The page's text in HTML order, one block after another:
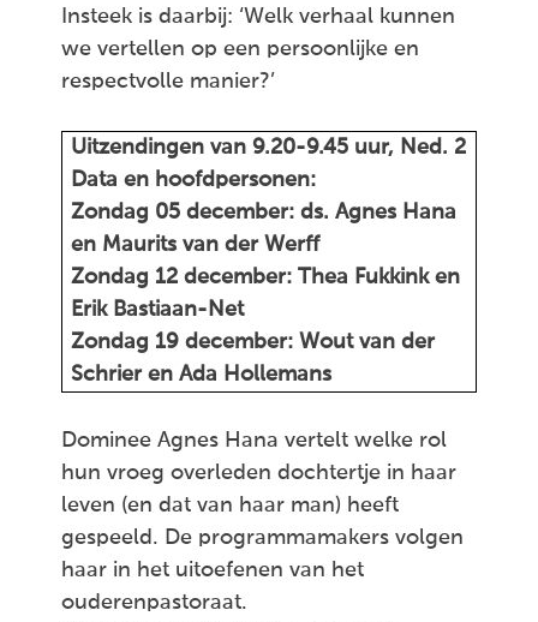
Insteek is daarbij: ‘Welk verhaal kunnen
we vertellen op een persoonlijke en
respectvolle manier?’
Uitzendingen van 9.20-9.45 uur, Ned. 2
Data en hoofdpersonen:
Zondag 05 december: ds. Agnes Hana
en Maurits van der Werff
Zondag 12 december: Thea Fukkink en
Erik Bastiaan-Net
Zondag 19 december: Wout van der
Schrier en Ada Hollemans
Dominee Agnes Hana vertelt welke rol
hun vroeg overleden dochtertje in haar
leven (en dat van haar man) heeft
gespeeld. De programmamakers volgen
haar in het uitoefenen van het
ouderenpastoraat.